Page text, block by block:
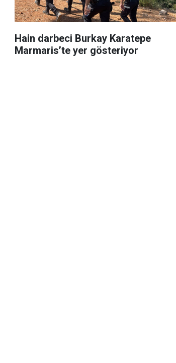
Hain darbeci Burkay Karatepe
Marmaris’te yer gösteriyor